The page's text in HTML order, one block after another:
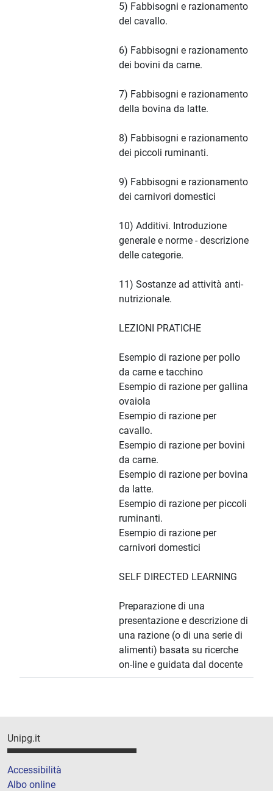
5) Fabbisogni e razionamento
del cavallo.
6) Fabbisogni e razionamento
dei bovini da carne.
7) Fabbisogni e razionamento
della bovina da latte.
8) Fabbisogni e razionamento
dei piccoli ruminanti.
9) Fabbisogni e razionamento
dei carnivori domestici
10) Additivi. Introduzione
generale e norme - descrizione
delle categorie.
11) Sostanze ad attività anti-
nutrizionale.
LEZIONI PRATICHE
Esempio di razione per pollo
da carne e tacchino
Esempio di razione per gallina
ovaiola
Esempio di razione per
cavallo.
Esempio di razione per bovini
da carne.
Esempio di razione per bovina
da latte.
Esempio di razione per piccoli
ruminanti.
Esempio di razione per
carnivori domestici
SELF DIRECTED LEARNING
Preparazione di una
presentazione e descrizione di
una razione (o di una serie di
alimenti) basata su ricerche
on-line e guidata dal docente
Unipg.it
Accessibilità
Albo online